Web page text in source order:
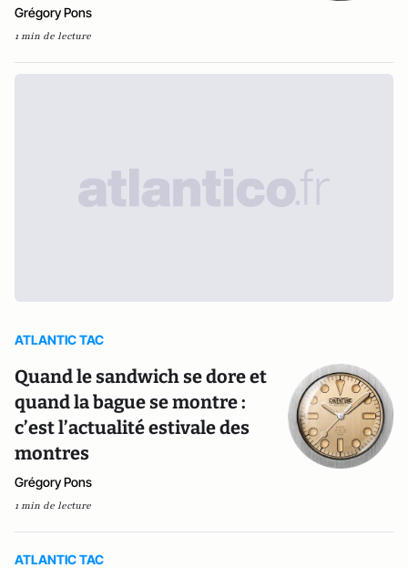
Grégory Pons
1 min de lecture
ATLANTIC TAC
Quand le sandwich se dore et
quand la bague se montre :
c’est l’actualité estivale des
montres
Grégory Pons
1 min de lecture
ATLANTIC TAC